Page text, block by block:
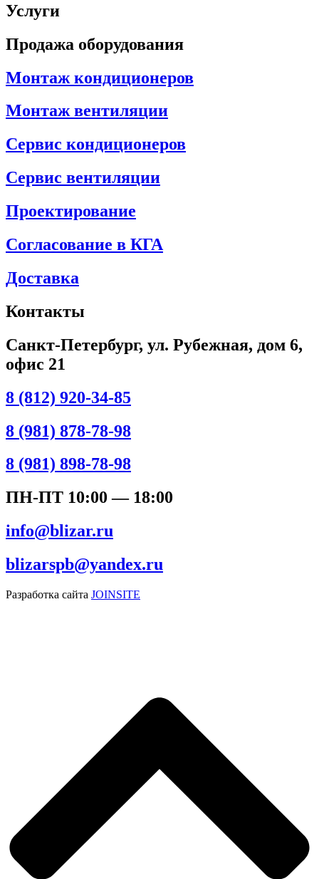
Услуги
Продажа оборудования
Монтаж кондиционеров
Монтаж вентиляции
Сервис кондиционеров
Сервис вентиляции
Проектирование
Согласование в КГА
Доставка
Контакты
Санкт-Петербург, ул. Рубежная, дом 6,
офис 21
8 (812) 920-34-85
8 (981) 878-78-98
8 (981) 898-78-98
ПН-ПТ 10:00 — 18:00
info@blizar.ru
blizarspb@yandex.ru
Разработка сайта JOINSITE